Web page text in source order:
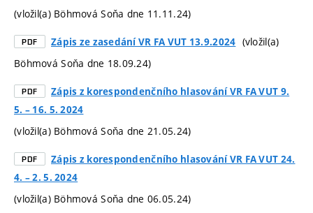
(vložil(a) Böhmová Soňa dne 11.11.24)
PDF Zápis ze zasedání VR FA VUT 13.9.2024 (vložil(a)
Böhmová Soňa dne 18.09.24)
PDF
Zápis z korespondenčního hlasování VR FA VUT 9.
5. – 16. 5. 2024
(vložil(a) Böhmová Soňa dne 21.05.24)
PDF
Zápis z korespondenčního hlasování VR FA VUT 24.
4. – 2. 5. 2024
(vložil(a) Böhmová Soňa dne 06.05.24)